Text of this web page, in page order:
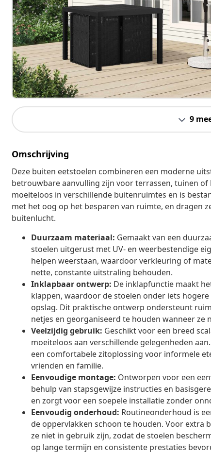
9
Omschrijving
Deze buiten eetstoelen combineren een moderne
betrouwbare aanvulling zijn voor terrassen, tuinen
moeiteloos in verschillende buitenruimtes en is
met het oog op het besparen van ruimte, en dragen
buitenlucht.
Duurzaam materiaal: Gemaakt van een
stoelen uitgerust met UV- en weerbestendige
helpen weerstaan, waardoor verkleuring of
nette, constante uitstraling behouden.
Inklapbaar ontwerp: De inklapfunctie maakt
klappen, waardoor de stoelen onder iets
opslag. Dit praktische ontwerp ondersteunt
netjes en georganiseerd te houden wanneer ze
Veelzijdig gebruik: Geschikt voor een breed
moeiteloos aan verschillende gelegenheden
een comfortabele zitoplossing voor informele
vrienden en familie.
Eenvoudige montage: Ontworpen voor een
behulp van stapsgewijze instructies en
en zorgt voor een soepele installatie zonder
Eenvoudig onderhoud: Routineonderhoud is
de oppervlakken schoon te houden. Voor extra
ze niet in gebruik zijn, zodat de stoelen
op lange termijn en consistente prestaties